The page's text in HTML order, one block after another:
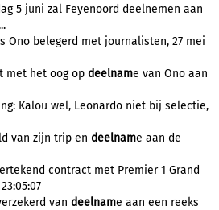
5 juni zal Feyenoord deelnemen aan
Ono belegerd met journalisten, 27 mei
met het oog op deelname van Ono aan
Kalou wel, Leonardo niet bij selectie,
van zijn trip en deelname aan de
contract met Premier 1 Grand
van deelname aan een reeks